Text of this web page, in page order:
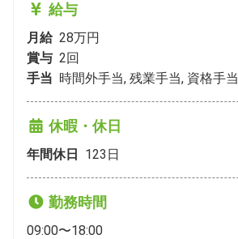
給与
月給 28万円
賞与 2回
手当 時間外手当, 残業手当, 資格手当
休暇・休日
年間休日 123 日
勤務時間
09:00〜18:00